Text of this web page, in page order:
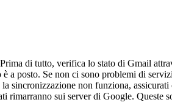
di tutto, verifica lo stato di Gmail
a posto. Se non ci sono problemi di
sincronizzazione non funziona,
rimarranno sui server di Google. Queste